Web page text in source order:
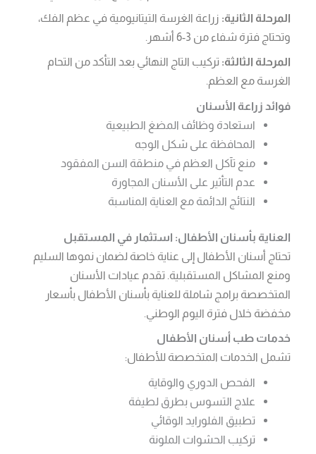
المرحلة الثانية: زراعة الغرسة التيتانيومية في عظم الفك،
وتحتاج فترة شفاء من 3-6 أشهر.
المرحلة الثالثة: تركيب التاج النهائي بعد التأكد من التحام
الغرسة مع العظم.
فوائد زراعة الأسنان
استعادة وظائف المضغ الطبيعية
المحافظة على شكل الوجه
منع تآكل العظم في منطقة السن المفقود
عدم التأثير على الأسنان المجاورة
النتائج الدائمة مع العناية المناسبة
العناية بأسنان الأطفال: استثمار في المستقبل
تحتاج أسنان الأطفال إلى عناية خاصة لضمان نموها السليم
ومنع المشاكل المستقبلية. تقدم عيادات الأسنان
المتخصصة برامج شاملة للعناية بأسنان الأطفال بأسعار
مخفضة خلال فترة اليوم الوطني.
خدمات طب أسنان الأطفال
تشمل الخدمات المتخصصة للأطفال:
الفحص الدوري والوقاية
علاج التسوس بطرق لطيفة
تطبيق الفلورايد الوقائي
تركيب الحشوات الملونة